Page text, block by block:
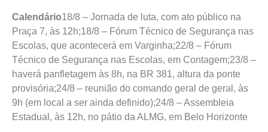
Calendário18/8 – Jornada de luta, com ato público na
Praça 7, às 12h;18/8 – Fórum Técnico de Segurança nas
Escolas, que acontecerá em Varginha;22/8 – Fórum
Técnico de Segurança nas Escolas, em Contagem;23/8 –
haverá panfletagem às 8h, na BR 381, altura da ponte
provisória;24/8 – reunião do comando geral de geral, às
9h (em local a ser ainda definido);24/8 – Assembleia
Estadual, às 12h, no pátio da ALMG, em Belo Horizonte